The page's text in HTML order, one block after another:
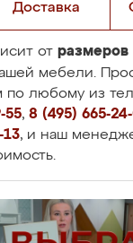
Доставка
от размеров
мебели.
по любому из
55, 8 (495) 665-
13, и наш